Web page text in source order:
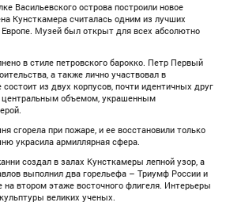
Васильевского острова построили новое
Кунсткамера считалась одним из лучших
Европе. Музей был открыт для всех абсолютно
в стиле петровского барокко. Петр Первый
а также лично участвовал в
из двух корпусов, почти идентичных друг
центральным объемом, украшенным
сгорела при пожаре, и ее восстановили только
украсила армиллярная сфера.
создал в залах Кунсткамеры лепной узор, а
выполнил два горельефа – Триумф России и
втором этаже восточного флигеля. Интерьеры
великих ученых.